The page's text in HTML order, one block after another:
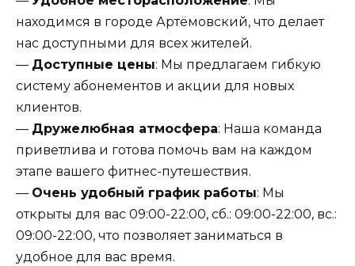
находимся в городе Артёмовский, что делает
нас доступными для всех жителей.
— Доступные цены: Мы предлагаем гибкую
систему абонементов и акции для новых
клиентов.
— Дружелюбная атмосфера: Наша команда
приветлива и готова помочь вам на каждом
этапе вашего фитнес-путешествия.
— Очень удобный график работы: Мы
открыты для вас 09:00-22:00, сб.: 09:00-22:00, вс.:
09:00-22:00, что позволяет заниматься в
удобное для вас время.